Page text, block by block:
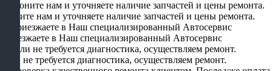
Звоните нам и уточняете наличие запчастей и цены ремонта.
Приезжаете в Наш специализированный Автосервис
Если не требуется диагностика, осуществляем ремонт.